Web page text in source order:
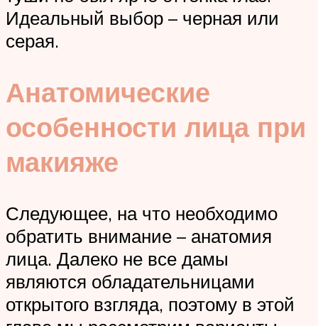
Идеальный выбор – черная или
серая.
Анатомические
особенности лица при
макияже
Следующее, на что необходимо
обратить внимание – анатомия
лица. Далеко не все дамы
являются обладательницами
открытого взгляда, поэтому в этой